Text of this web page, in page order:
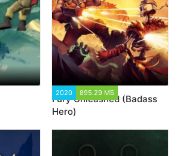
2020 895.29 МБ
Fury Unleashed (Badass
Hero)